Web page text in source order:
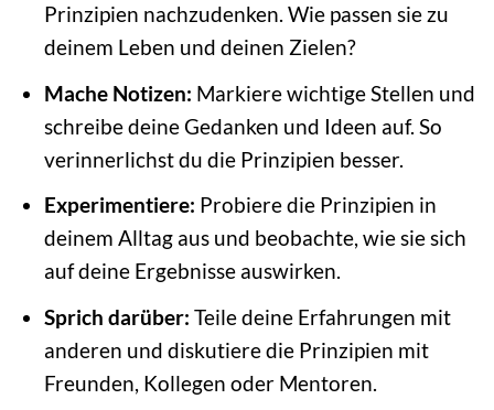
Prinzipien nachzudenken. Wie passen sie zu
deinem Leben und deinen Zielen?
Mache Notizen: Markiere wichtige Stellen und
schreibe deine Gedanken und Ideen auf. So
verinnerlichst du die Prinzipien besser.
Experimentiere: Probiere die Prinzipien in
deinem Alltag aus und beobachte, wie sie sich
auf deine Ergebnisse auswirken.
Sprich darüber: Teile deine Erfahrungen mit
anderen und diskutiere die Prinzipien mit
Freunden, Kollegen oder Mentoren.